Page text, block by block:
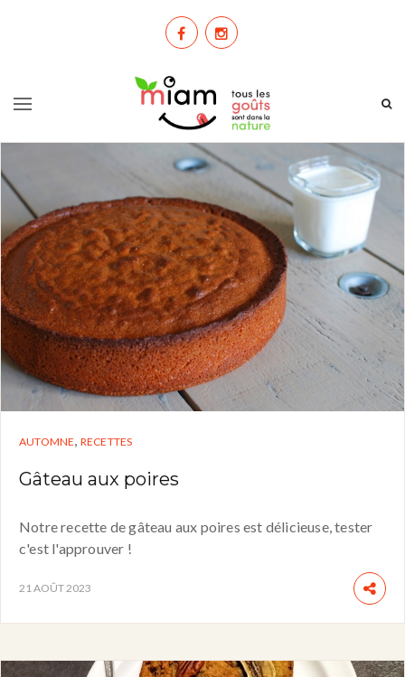
AUTOMNE, RECETTES
Gâteau aux poires
Notre recette de gâteau aux poires est délicieuse, tester
c'est l'approuver !
21 AOÛT 2023